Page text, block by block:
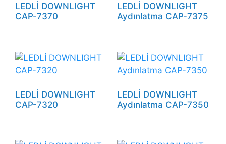
LEDLİ DOWNLIGHT
CAP-7370
LEDLİ DOWNLIGHT
Aydınlatma CAP-7375
LEDLİ DOWNLIGHT
CAP-7320
LEDLİ DOWNLIGHT
Aydınlatma CAP-7350